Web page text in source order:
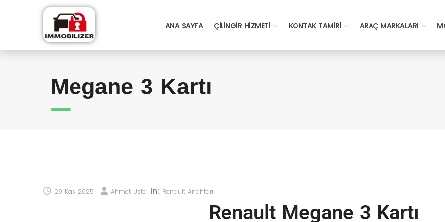
ANA SAYFA ÇILINGIR HIZMETI KONTAK TAMIRI ARAÇ MARKALARI
Megane 3 Kartı
29 Kas 2025 Ahmet Usta in: Renault Anahtarı
Renault Megane 3 Kartı